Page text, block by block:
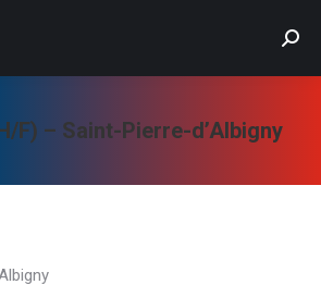
F) – Saint-Pierre-d’Albigny